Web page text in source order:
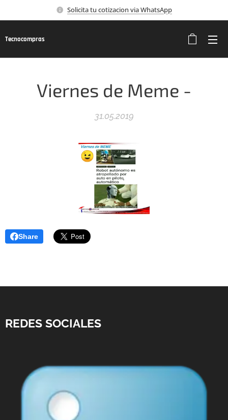
Solicita tu cotizacion via WhatsApp
Tecnocompras
Viernes de Meme -
31.05.2019
Share
REDES SOCIALES